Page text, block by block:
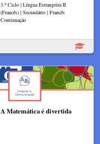
3.º Ciclo | Língua Estrangeira II
(Francês) | Secundário | Francês
Continuação
A Matemática é divertida